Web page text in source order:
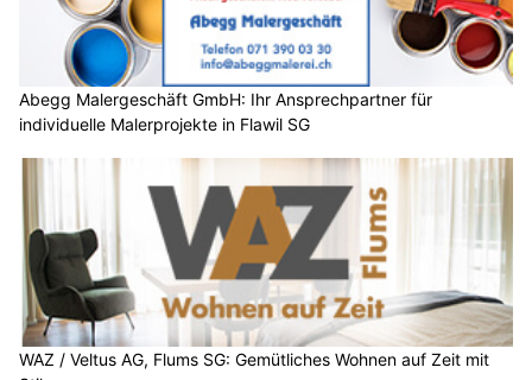
Abegg Malergeschäft GmbH: Ihr Ansprechpartner für
individuelle Malerprojekte in Flawil SG
WAZ / Veltus AG, Flums SG: Gemütliches Wohnen auf Zeit mit